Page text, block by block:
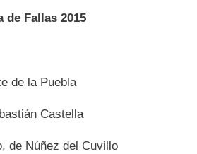
de Fallas 2015
de la Puebla
Castella
de Núñez del Cuvillo